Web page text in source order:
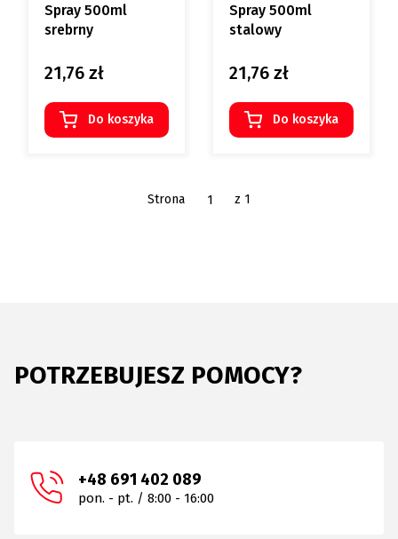
Spray 500ml
srebrny
Cena
21,76 zł
Do koszyka
Spray 500ml
stalowy
Cena
21,76 zł
Do koszyka
Strona z 1
POTRZEBUJESZ POMOCY?
+48 691 402 089
pon. - pt. / 8:00 - 16:00